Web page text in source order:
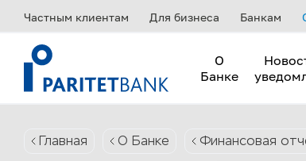
Частным клиентам Для бизнеса Банкам
О
Банке
Главная О Банке Финансовая